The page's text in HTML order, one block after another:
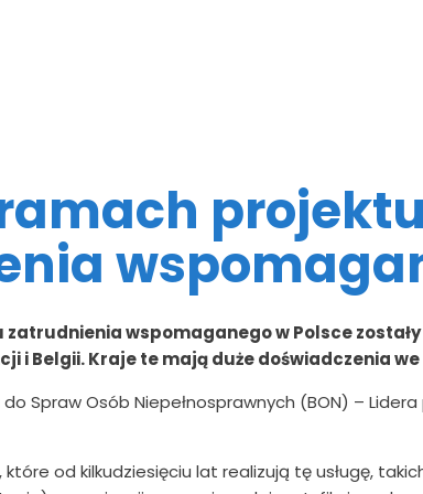
wspomaganego w Polsce
i Belgii. Kraje te mają duże doświadczenia
Spraw Osób Niepełnosprawnych (BON) –
od kilkudziesięciu lat realizują tę usługę,